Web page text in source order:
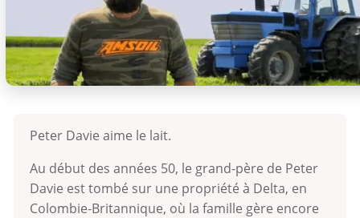
Peter Davie aime le lait.
Au début des années 50, le grand-père de Peter
Davie est tombé sur une propriété à Delta, en
Colombie-Britannique, où la famille gère encore